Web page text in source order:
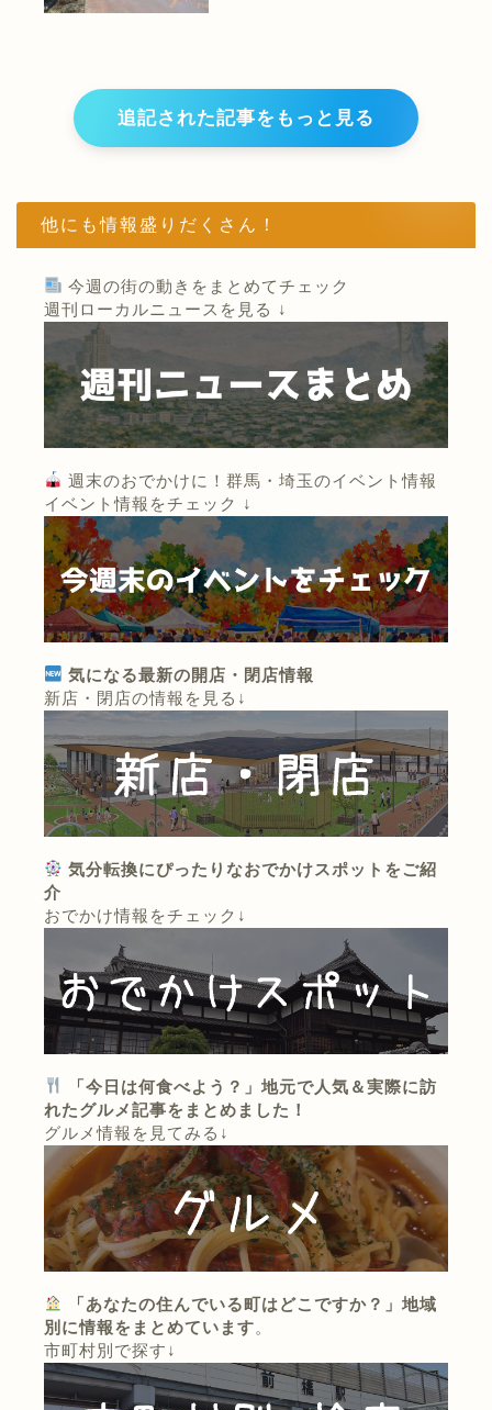
追記された記事をもっと見る
他にも情報盛りだくさん！
今週の街の動きをまとめてチェック
週刊ローカルニュースを見る ↓
週末のおでかけに！群馬・埼玉のイベント情報
イベント情報をチェック ↓
気になる最新の開店・閉店情報
新店・閉店の情報を見る↓
気分転換にぴったりなおでかけスポットをご紹
介
おでかけ情報をチェック↓
「今日は何食べよう？」地元で人気＆実際に訪
れたグルメ記事をまとめました！
グルメ情報を見てみる↓
「あなたの住んでいる町はどこですか？」地域
別に情報をまとめています。
市町村別で探す↓